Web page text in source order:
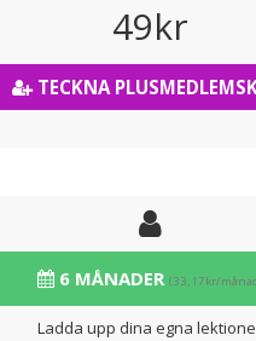
49kr
TECKNA
6 MÅNADER (33,17kr/
Ladda upp dina egna